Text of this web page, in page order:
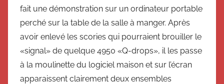
fait une démonstration sur un ordinateur portable
perché sur la table de la salle à manger. Après
avoir enlevé les scories qui pourraient brouiller le
«signal» de quelque 4950 «Q-drops», il les passe
à la moulinette du logiciel maison et sur l’écran
apparaissent clairement deux ensembles